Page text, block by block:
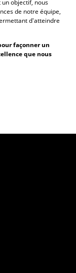
objectif, nous
de notre équipe,
d'atteindre
façonner un
que nous